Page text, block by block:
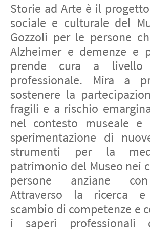
Storie ad Arte è il
sociale e culturale del
Gozzoli per le persone
Alzheimer e demenze e
prende cura a livello
professionale. Mira a
sostenere la
fragili e a rischio
nel contesto museale
sperimentazione di
strumenti per la
patrimonio del Museo nei
persone anziane
Attraverso la ricerca
scambio di competenze e
i saperi professionali